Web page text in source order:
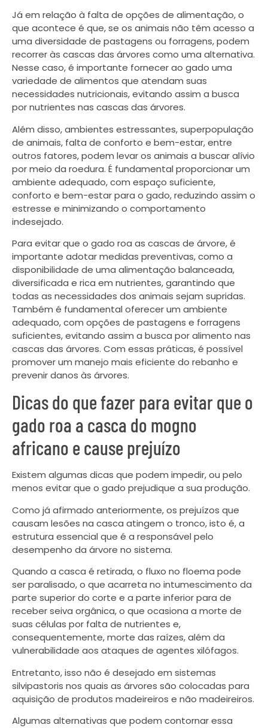
Já em relação à falta de opções de alimentação, o
que acontece é que, se os animais não têm acesso a
uma diversidade de pastagens ou forragens, podem
recorrer às cascas das árvores como uma alternativa.
Nesse caso, é importante fornecer ao gado uma
variedade de alimentos que atendam suas
necessidades nutricionais, evitando assim a busca
por nutrientes nas cascas das árvores.
Além disso, ambientes estressantes, superpopulação
de animais, falta de conforto e bem-estar, entre
outros fatores, podem levar os animais a buscar alívio
por meio da roedura. É fundamental proporcionar um
ambiente adequado, com espaço suficiente,
conforto e bem-estar para o gado, reduzindo assim o
estresse e minimizando o comportamento
indesejado.
Para evitar que o gado roa as cascas de árvore, é
importante adotar medidas preventivas, como a
disponibilidade de uma alimentação balanceada,
diversificada e rica em nutrientes, garantindo que
todas as necessidades dos animais sejam supridas.
Também é fundamental oferecer um ambiente
adequado, com opções de pastagens e forragens
suficientes, evitando assim a busca por alimento nas
cascas das árvores. Com essas práticas, é possível
promover um manejo mais eficiente do rebanho e
prevenir danos às árvores.
Dicas do que fazer para evitar que o
gado roa a casca do mogno
africano e cause prejuízo
Existem algumas dicas que podem impedir, ou pelo
menos evitar que o gado prejudique a sua produção.
Como já afirmado anteriormente, os prejuízos que
causam lesões na casca atingem o tronco, isto é, a
estrutura essencial que é a responsável pelo
desempenho da árvore no sistema.
Quando a casca é retirada, o fluxo no floema pode
ser paralisado, o que acarreta no intumescimento da
parte superior do corte e a parte inferior para de
receber seiva orgânica, o que ocasiona a morte de
suas células por falta de nutrientes e,
consequentemente, morte das raízes, além da
vulnerabilidade aos ataques de agentes xilófagos.
Entretanto, isso não é desejado em sistemas
silvipastoris nos quais as árvores são colocadas para
aquisição de produtos madeireiros e não madeireiros.
Algumas alternativas que podem contornar essa